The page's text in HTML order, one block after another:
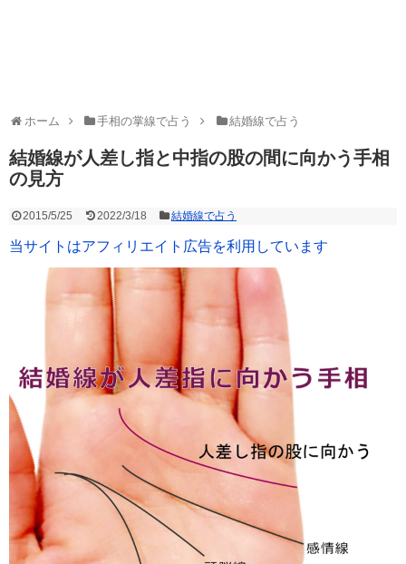
ホーム 手相の掌線で占う 結婚線で占う
結婚線が人差し指と中指の股の間に向かう手相
の見方
2015/5/25 2022/3/18 結婚線で占う
当サイトはアフィリエイト広告を利用しています